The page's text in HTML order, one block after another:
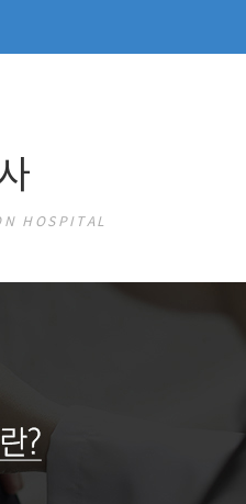
HOSPITAL